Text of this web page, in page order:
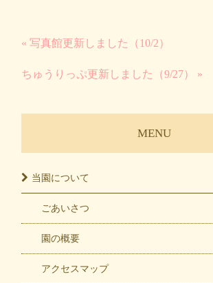
« 写真館更新しました（10/2）
ちゅうりっぷ更新しました（9/27） »
MENU
当園について
ごあいさつ
園の概要
アクセスマップ